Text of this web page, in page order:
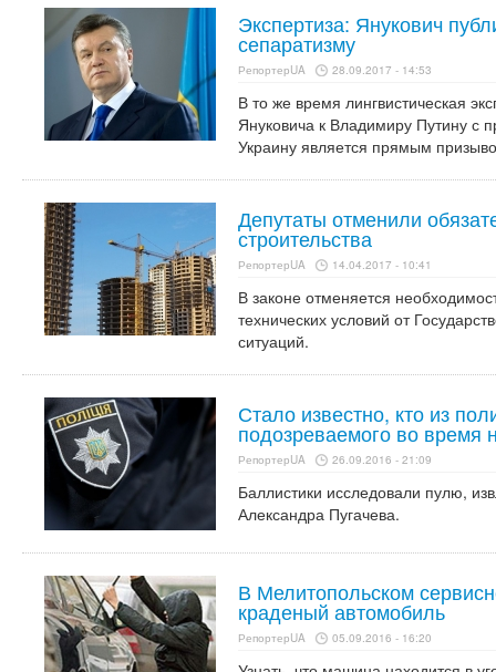
Экспертиза: Янукович
сепаратизму
РепортерUA 28.09.2017 - 14:53
В то же время лингвистическая
Януковича к Владимиру Путину с
Украину является прямым
Депутаты отменили
строительства
РепортерUA 14.04.2017 - 10:41
В законе отменяется
технических условий от
ситуаций.
Стало известно, кто из
подозреваемого во время
РепортерUA 26.09.2016 - 21:09
Баллистики исследовали пулю,
Александра Пугачева.
В Мелитопольском
краденый автомобиль
РепортерUA 05.09.2016 - 16:20